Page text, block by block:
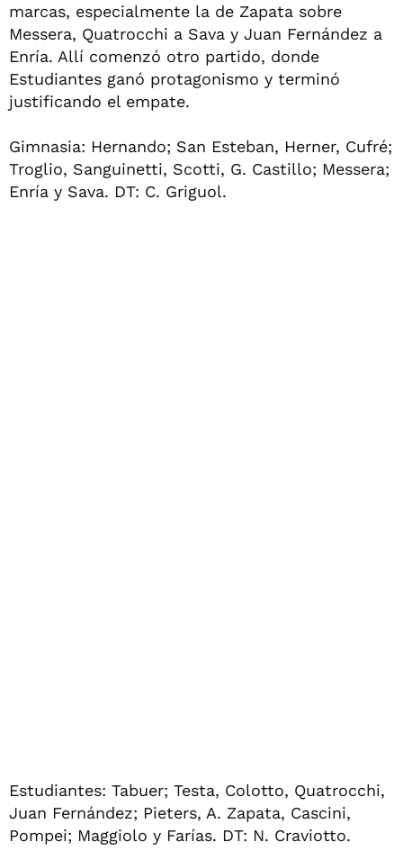
marcas, especialmente la de Zapata sobre
Messera, Quatrocchi a Sava y Juan Fernández a
Enría. Allí comenzó otro partido, donde
Estudiantes ganó protagonismo y terminó
justificando el empate.
Gimnasia: Hernando; San Esteban, Herner, Cufré;
Troglio, Sanguinetti, Scotti, G. Castillo; Messera;
Enría y Sava. DT: C. Griguol.
Estudiantes: Tabuer; Testa, Colotto, Quatrocchi,
Juan Fernández; Pieters, A. Zapata, Cascini,
Pompei; Maggiolo y Farías. DT: N. Craviotto.